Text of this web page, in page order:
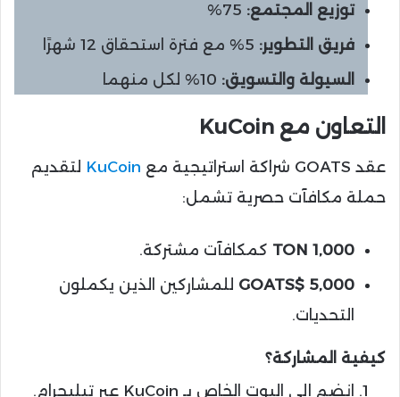
توزيع المجتمع:
فريق التطوير:
السيولة والتسويق:
التعاون مع KuCoin
عقد GOATS شراكة استراتيجية مع KuCoin لتقديم
حملة مكافآت حصرية تشمل:
1,000 TON
كمكافآت مشتركة.
5,000 $GOATS
للمشاركين الذين يكملون
التحديات.
كيفية المشاركة؟
انضم إلى البوت الخاص بـ KuCoin عبر تيليجرام.